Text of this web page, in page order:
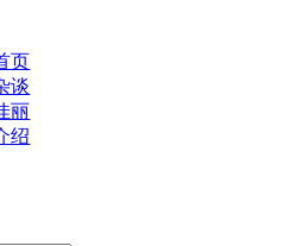
页
谈
丽
绍